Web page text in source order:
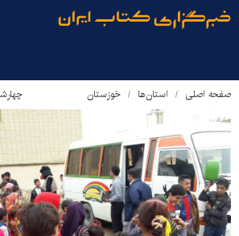
صفحه اصلی استان‌ها خوزستان چهارشنبه ۱۴